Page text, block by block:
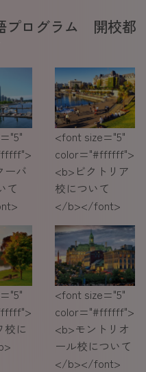
プログラム 開校都
ーバ
て
<font size="5"
color="#ffffff">
<b>ビクトリア
校について
</b></font>
校に
<font size="5"
color="#ffffff">
<b>モントリオ
ール校について
</b></font>